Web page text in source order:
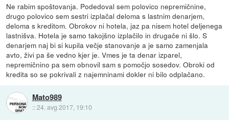
Ne rabim spoštovanja. Podedoval sem polovico nepremičnine,
drugo polovico sem sestri izplačal deloma s lastnim denarjem,
deloma s kreditom. Obrokov ni hotela, jaz pa nisem hotel deljenega
lastnišva. Hotela je samo takojšno izplačilo in drugače ni šlo. S
denarjem naj bi si kupila večje stanovanje a je samo zamenjala
avto, živi pa še vedno kjer je. Vmes je ta denar izparel,
nepremičnino pa sem obnovil sam s pomočjo sosedov. Obroki od
kredita so se pokrivali z najemninami dokler ni bilo odplačano.
Mato989
::24. avg 2017, 19:10